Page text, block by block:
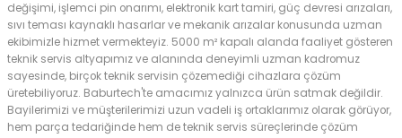
değişimi, işlemci pin onarımı, elektronik kart tamiri, güç devresi arızaları,
sıvı teması kaynaklı hasarlar ve mekanik arızalar konusunda uzman
ekibimizle hizmet vermekteyiz. 5000 m² kapalı alanda faaliyet gösteren
teknik servis altyapımız ve alanında deneyimli uzman kadromuz
sayesinde, birçok teknik servisin çözemediği cihazlara çözüm
üretebiliyoruz. Baburtech'te amacımız yalnızca ürün satmak değildir.
Bayilerimizi ve müşterilerimizi uzun vadeli iş ortaklarımız olarak görüyor,
hem parça tedariğinde hem de teknik servis süreçlerinde çözüm